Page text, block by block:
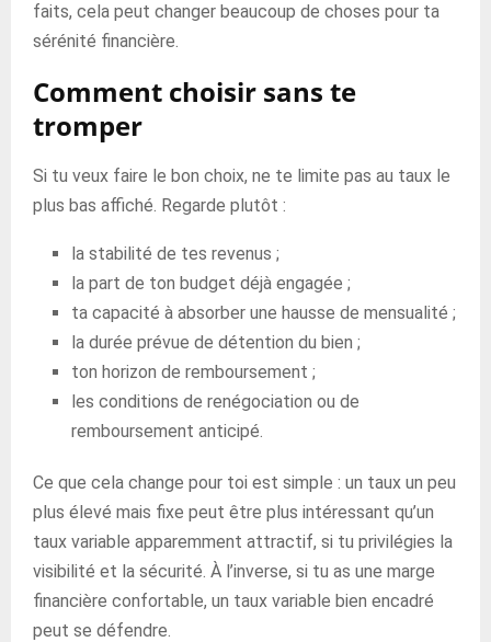
faits, cela peut changer beaucoup de choses pour ta
sérénité financière.
Comment choisir sans te
tromper
Si tu veux faire le bon choix, ne te limite pas au taux le
plus bas affiché. Regarde plutôt :
la stabilité de tes revenus ;
la part de ton budget déjà engagée ;
ta capacité à absorber une hausse de mensualité ;
la durée prévue de détention du bien ;
ton horizon de remboursement ;
les conditions de renégociation ou de
remboursement anticipé.
Ce que cela change pour toi est simple : un taux un peu
plus élevé mais fixe peut être plus intéressant qu’un
taux variable apparemment attractif, si tu privilégies la
visibilité et la sécurité. À l’inverse, si tu as une marge
financière confortable, un taux variable bien encadré
peut se défendre.